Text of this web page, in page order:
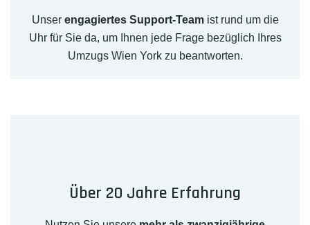
Unser engagiertes Support-Teamist rund um die
Uhr für Sie da, um Ihnen jede Frage bezüglich Ihres
Umzugs Wien York zu beantworten.
Über 20 Jahre Erfahrung